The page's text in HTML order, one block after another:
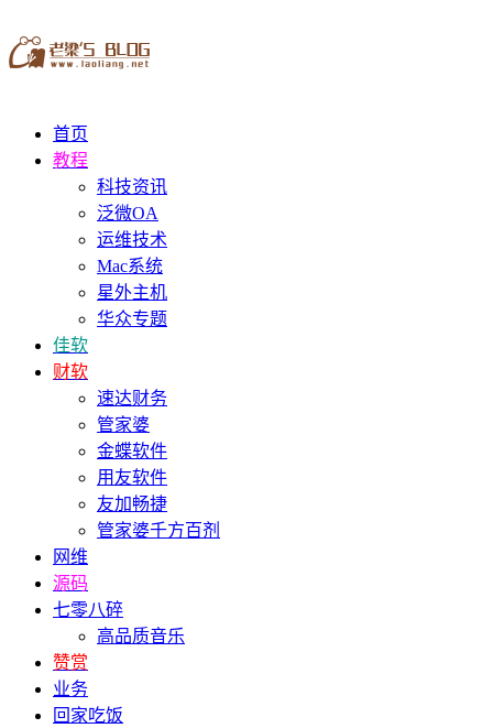
首页
教程
科技资讯
泛微OA
运维技术
Mac系统
星外主机
华众专题
佳软
财软
速达财务
管家婆
金蝶软件
用友软件
友加畅捷
管家婆千方百剂
网维
源码
七零八碎
高品质音乐
赞赏
业务
回家吃饭